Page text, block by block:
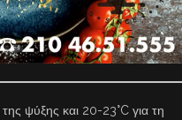
ψύξης και 20-23°C για τη